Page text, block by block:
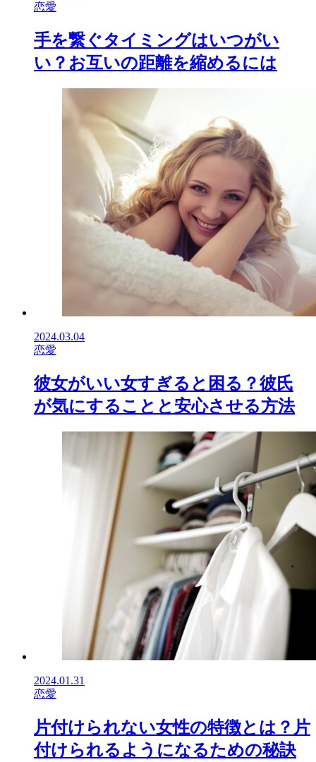
恋愛
手を繋ぐタイミングはいつがい
い？お互いの距離を縮めるには
2024.03.04
恋愛
彼女がいい女すぎると困る？彼氏
が気にすることと安心させる方法
2024.01.31
恋愛
片付けられない女性の特徴とは？片
付けられるようになるための秘訣